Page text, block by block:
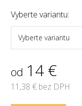
Vyberte variantu:
Vyberte variantu
od 14 €
11,38 € bez DPH